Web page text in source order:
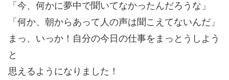
「今、何かに夢中で聞いてなかったんだろうな」
「何か、朝からあって人の声は聞こえてないんだ」
まっ、いっか！自分の今日の仕事をまっとうしよう
と
思えるようになりました！